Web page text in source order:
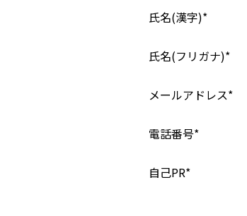
氏名(漢字)*
氏名(フリガナ)*
メールアドレス*
電話番号*
自己PR*